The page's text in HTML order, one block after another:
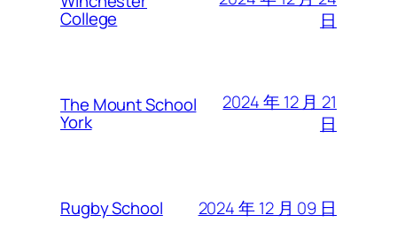
College
日
The Mount School
York
2024 年 12 月 21
日
Rugby School 2024 年 12 月 09 日